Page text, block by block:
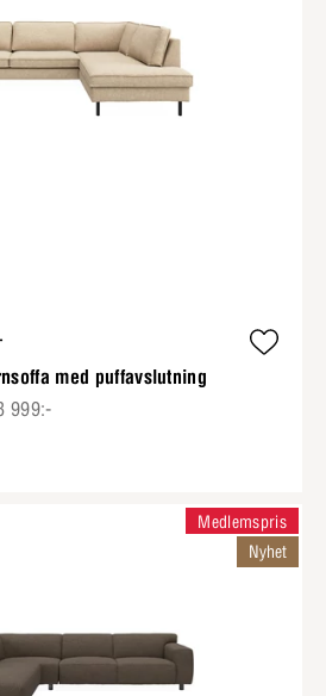
med puffavslutning
999:-
Medlemspris
Nyhet